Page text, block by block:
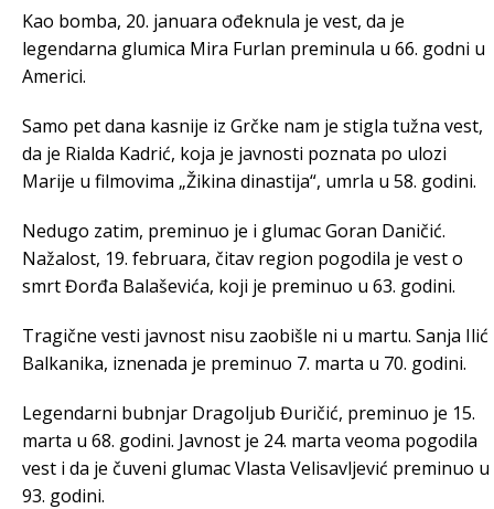
Kao bomba, 20. januara ođeknula je vest, da je
legendarna glumica Mira Furlan preminula u 66. godni u
Americi.
Samo pet dana kasnije iz Grčke nam je stigla tužna vest,
da je Rialda Kadrić, koja je javnosti poznata po ulozi
Marije u filmovima „Žikina dinastija“, umrla u 58. godini.
Nedugo zatim, preminuo je i glumac Goran Daničić.
Nažalost, 19. februara, čitav region pogodila je vest o
smrt Đorđa Balaševića, koji je preminuo u 63. godini.
Tragične vesti javnost nisu zaobišle ni u martu. Sanja Ilić
Balkanika, iznenada je preminuo 7. marta u 70. godini.
Legendarni bubnjar Dragoljub Đuričić, preminuo je 15.
marta u 68. godini. Javnost je 24. marta veoma pogodila
vest i da je čuveni glumac Vlasta Velisavljević preminuo u
93. godini.